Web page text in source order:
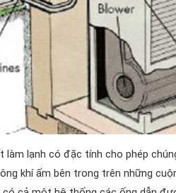
làm lạnh có đặc tính cho phép
khí ấm bên trong trên những